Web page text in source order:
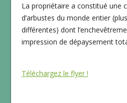
La propriétaire a constitué une
d’arbustes du monde entier
différentes) dont
impression de dépaysement
Téléchargez le flyer !